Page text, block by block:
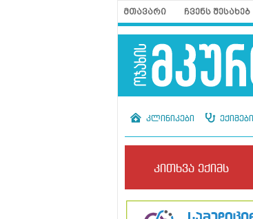
მთავარი ჩვენს შესახებ
კლინიკები ექიმები
კითხვა ექიმს